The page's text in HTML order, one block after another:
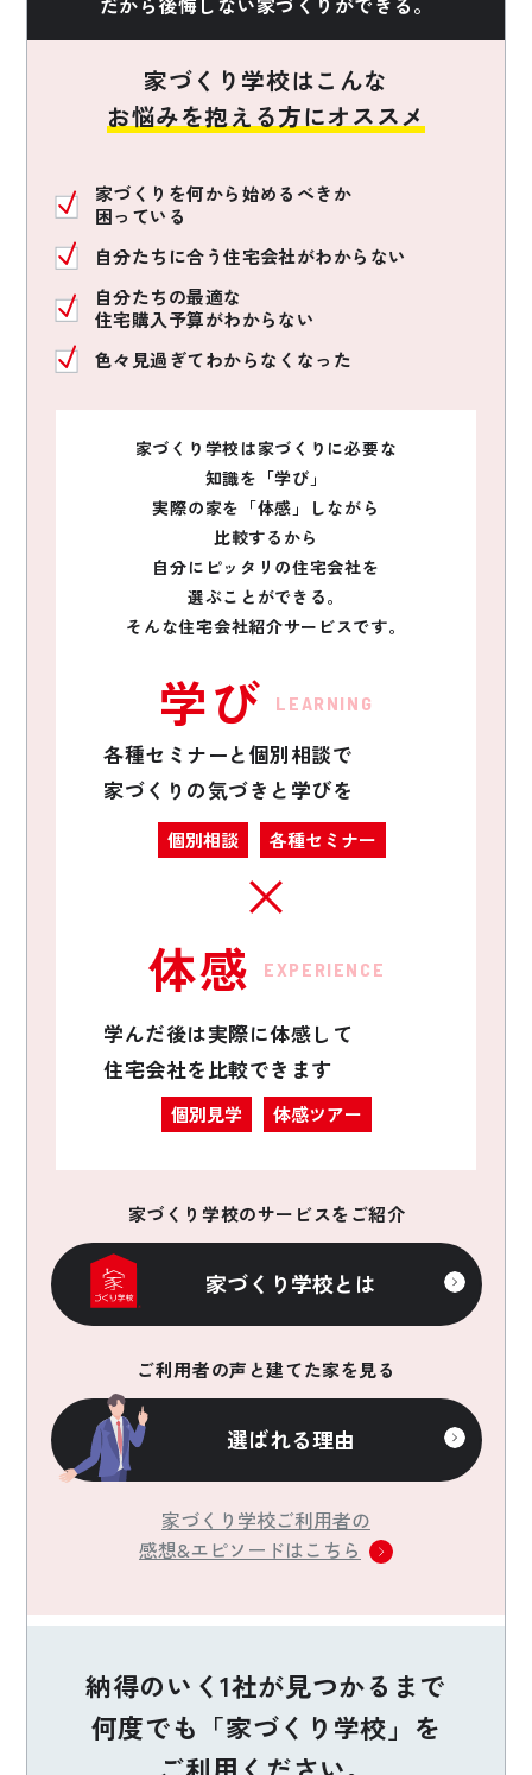
家づくり学校はこんな
お悩みを抱える方にオススメ
家づくりを何から始めるべきか
困っている
自分たちに合う住宅会社がわからない
自分たちの最適な
住宅購入予算がわからない
色々見過ぎてわからなくなった
家づくり学校は家づくりに必要な
知識を「学び」
実際の家を「体感」しながら
比較するから
自分にピッタリの住宅会社を
選ぶことができる。
そんな住宅会社紹介サービスです。
LEARNING
学び
各種セミナーと個別相談で
家づくりの気づきと学びを
個別相談 各種セミナー
EXPERIENCE
体感
学んだ後は実際に体感して
住宅会社を比較できます
個別見学 体感ツアー
家づくり学校ご利用者の
感想&エピソードはこちら
家づくり学校のサービスをご紹介
家づくり学校とは
ご利用者の声と建てた家を見る
選ばれる理由
納得のいく1社が見つかるまで
何度でも「家づくり学校」を
ご利用ください。